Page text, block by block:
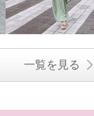
一覧を見る